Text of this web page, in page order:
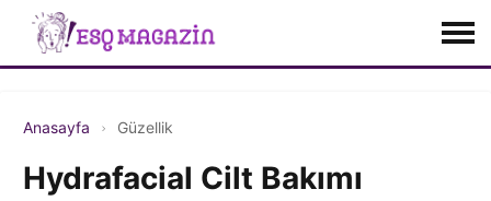
Anasayfa Güzellik
Hydrafacial Cilt Bakımı